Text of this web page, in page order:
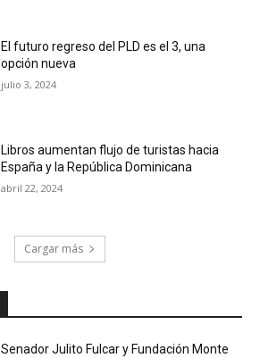
El futuro regreso del PLD es el 3, una
opción nueva
julio 3, 2024
Libros aumentan flujo de turistas hacia
España y la República Dominicana
abril 22, 2024
Cargar más
Senador Julito Fulcar y Fundación Monte